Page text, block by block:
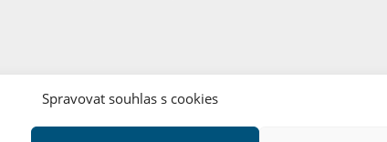
Spravovat souhlas s cookies